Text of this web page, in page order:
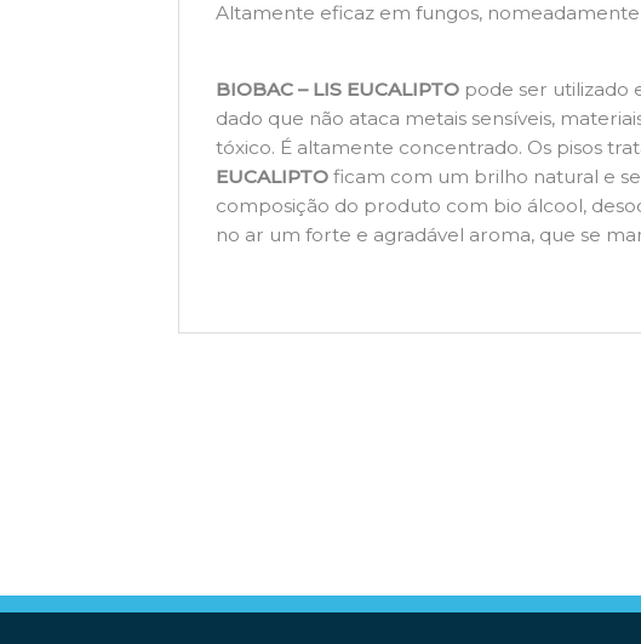
Altamente eficaz em fungos,
BIOBAC – LIS EUCALIPTO pode ser utilizado
dado que não ataca metais sensíveis,
tóxico. É altamente concentrado. Os pisos
EUCALIPTO ficam com um brilho natural e
composição do produto com bio álcool,
no ar um forte e agradável aroma, que se